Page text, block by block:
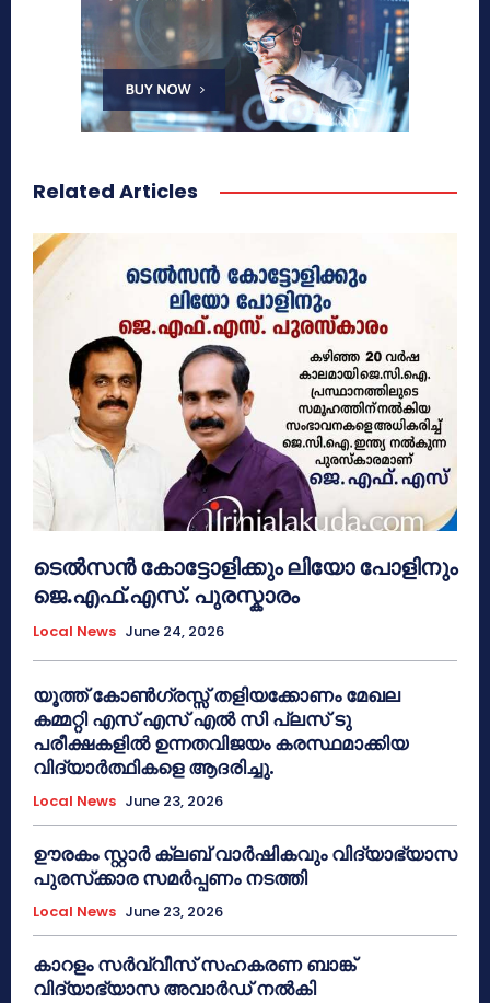
Related Articles
ടെൽസൻ കോട്ടോളിക്കും ലിയോ പോളിനും
ജെ.എഫ്.എസ്. പുരസ്കാരം
Local News June 24, 2026
യൂത്ത് കോൺഗ്രസ്സ് തളിയക്കോണം മേഖല
കമ്മറ്റി എസ് എസ് എൽ സി പ്ലസ് ടു
പരീക്ഷകളിൽ ഉന്നതവിജയം കരസ്ഥമാക്കിയ
വിദ്യാർത്ഥികളെ ആദരിച്ചു.
Local News June 23, 2026
ഊരകം സ്റ്റാർ ക്ലബ് വാർഷികവും വിദ്യാഭ്യാസ
പുരസ്‌ക്കാര സമർപ്പണം നടത്തി
Local News June 23, 2026
കാറളം സർവ്വീസ് സഹകരണ ബാങ്ക്
വിദ്യാഭ്യാസ അവാർഡ് നൽകി